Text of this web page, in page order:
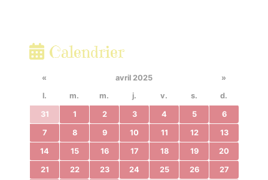
Calendrier
« avril 2025
»
l.
m. m. j. v. s. d.
31 1 2 3 4 5 6
7 8 9 10 11 12 13
14 15 16 17 18 19 20
21 22 23 24 25 26 27